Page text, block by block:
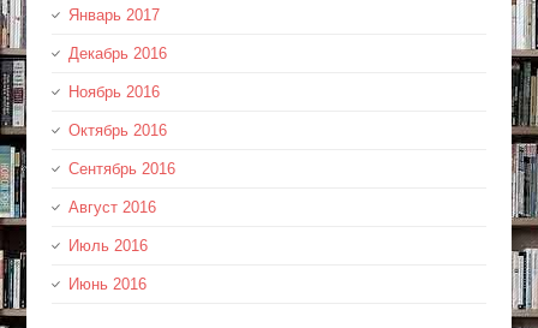
Январь 2017
Декабрь 2016
Ноябрь 2016
Октябрь 2016
Сентябрь 2016
Август 2016
Июль 2016
Июнь 2016